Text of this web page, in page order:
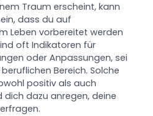
Traum erscheint, kann
dass du auf
Leben vorbereitet werden
oft Indikatoren für
oder Anpassungen, sei
Bereich. Solche
positiv als auch
dazu anregen, deine